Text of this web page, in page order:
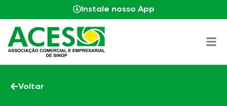
Instale nosso App
Voltar